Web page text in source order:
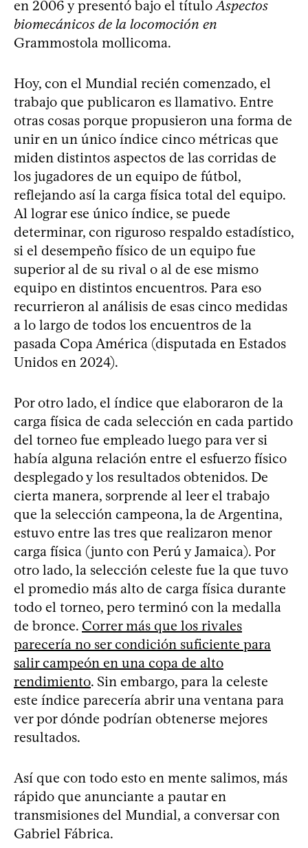
en 2006 y presentó bajo el título Aspectos
biomecánicos de la locomoción en
Grammostola mollicoma.
Hoy, con el Mundial recién comenzado, el
trabajo que publicaron es llamativo. Entre
otras cosas porque propusieron una forma de
unir en un único índice cinco métricas que
miden distintos aspectos de las corridas de
los jugadores de un equipo de fútbol,
reflejando así la carga física total del equipo.
Al lograr ese único índice, se puede
determinar, con riguroso respaldo estadístico,
si el desempeño físico de un equipo fue
superior al de su rival o al de ese mismo
equipo en distintos encuentros. Para eso
recurrieron al análisis de esas cinco medidas
a lo largo de todos los encuentros de la
pasada Copa América (disputada en Estados
Unidos en 2024).
Por otro lado, el índice que elaboraron de la
carga física de cada selección en cada partido
del torneo fue empleado luego para ver si
había alguna relación entre el esfuerzo físico
desplegado y los resultados obtenidos. De
cierta manera, sorprende al leer el trabajo
que la selección campeona, la de Argentina,
estuvo entre las tres que realizaron menor
carga física (junto con Perú y Jamaica). Por
otro lado, la selección celeste fue la que tuvo
el promedio más alto de carga física durante
todo el torneo, pero terminó con la medalla
de bronce. Correr más que los rivales
parecería no ser condición suficiente para
salir campeón en una copa de alto
rendimiento. Sin embargo, para la celeste
este índice parecería abrir una ventana para
ver por dónde podrían obtenerse mejores
resultados.
Así que con todo esto en mente salimos, más
rápido que anunciante a pautar en
transmisiones del Mundial, a conversar con
Gabriel Fábrica.